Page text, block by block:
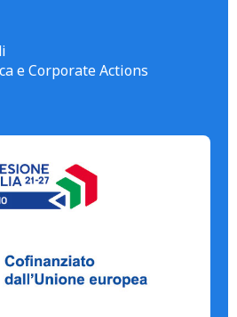
e Corporate Actions